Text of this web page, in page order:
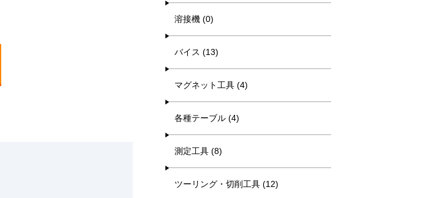
溶接機 (0)
バイス (13)
マグネット工具 (4)
各種テーブル (4)
測定工具 (8)
ツーリング・切削工具 (12)